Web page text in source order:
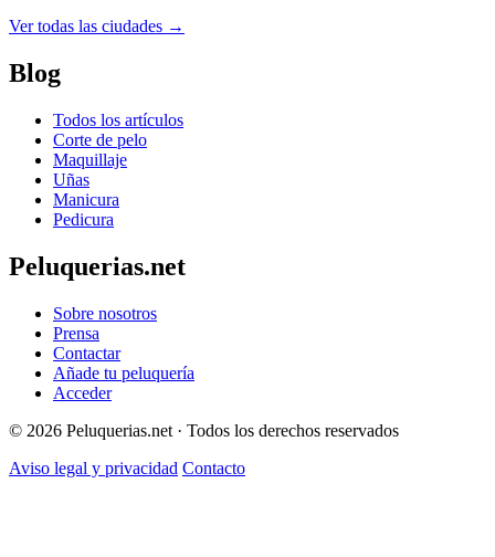
Ver todas las ciudades →
Blog
Todos los artículos
Corte de pelo
Maquillaje
Uñas
Manicura
Pedicura
Peluquerias.net
Sobre nosotros
Prensa
Contactar
Añade tu peluquería
Acceder
© 2026 Peluquerias.net · Todos los derechos reservados
Aviso legal y privacidad Contacto